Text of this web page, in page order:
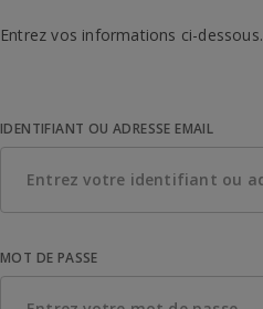
Entrez vos informations ci-dessous.
IDENTIFIANT OU ADRESSE EMAIL
MOT DE PASSE